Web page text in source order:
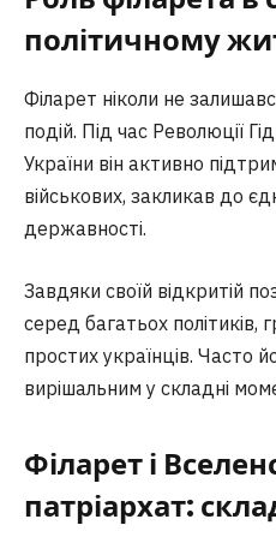
політичному
Філарет ніколи не
подій. Під час Революції
України він активно
військових, закликав до
державності.
Завдяки своїй відкритій
серед багатьох політиків,
простих українців. Часто
вирішальним у складні
Філарет і
патріархат: